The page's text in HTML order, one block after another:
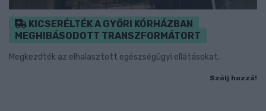
KICSERÉLTÉK A GYŐRI KÓRHÁZBAN
MEGHIBÁSODOTT TRANSZFORMÁTORT
Megkezdték az elhalasztott egészségügyi ellátásokat.
Szólj hozzá!